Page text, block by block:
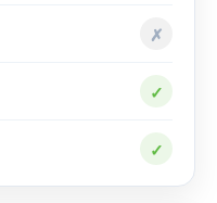
✗
✓
✓